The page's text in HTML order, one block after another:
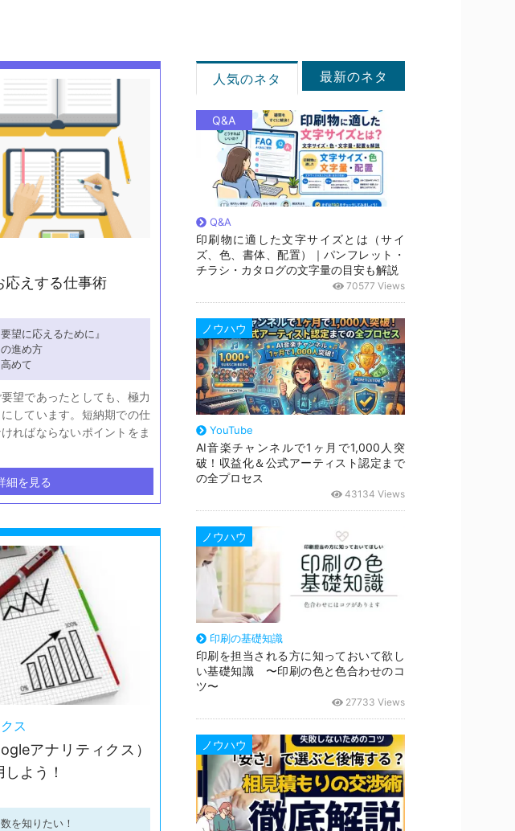
応えする仕事術
望に応えるために』
進め方
めて
望であったとしても、極力
しています。短納期での仕
ればならないポイントをま
細を見る
ス
アナリティクス）
よう！
を知りたい！
人気のネタ 最新のネタ
Q&A
Q&A
印刷物に適した文字サイズとは（サイ
ズ、色、書体、配置）｜パンフレット・
チラシ・カタログの文字量の目安も解説
70577 Views
ノウハウ
YouTube
AI音楽チャンネルで1ヶ月で1,000人突
破！収益化＆公式アーティスト認定まで
の全プロセス
43134 Views
ノウハウ
印刷の基礎知識
印刷を担当される方に知っておいて欲し
い基礎知識 〜印刷の色と色合わせのコ
ツ〜
27733 Views
ノウハウ